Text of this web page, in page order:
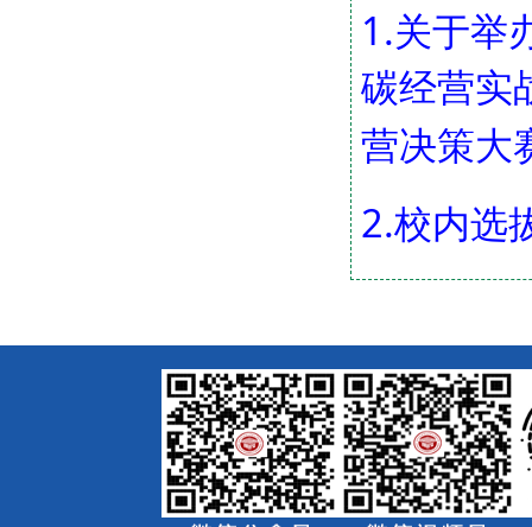
1.关于举
碳经营实
营决策大
2.校内选